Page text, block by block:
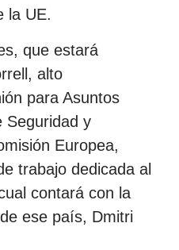
la UE.
que estará
alto
para Asuntos
Seguridad y
Europea,
trabajo dedicada al
contará con la
ese país, Dmitri